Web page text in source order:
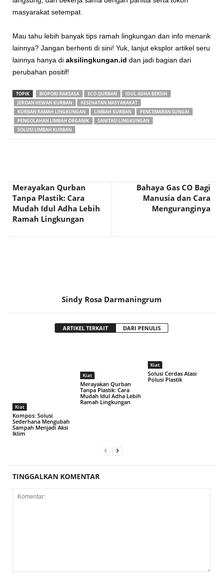
masyarakat setempat.
Mau tahu lebih banyak tips ramah lingkungan dan info menarik
lainnya? Jangan berhenti di sini! Yuk, lanjut eksplor artikel seru
lainnya hanya di aksilingkungan.id dan jadi bagian dari
perubahan positif!
TOPIK BIOPORI RAKSASA ECO QURBAN
IDUL ADHA BERSIH
JEROAN HEWAN KURBAN
KESEHATAN MASYARAKAT
KURBAN RAMAH LINGKUNGAN
LIMBAH KURBAN
PENCEMARAN SUNGAI
PENGOLAHAN LIMBAH ORGANIK
SANITASI LINGKUNGAN
SOLUSI LIMBAH KURBAN
Merayakan Qurban
Tanpa Plastik: Cara
Mudah Idul Adha Lebih
Ramah Lingkungan
Bahaya Gas CO Bagi
Manusia dan Cara
Menguranginya
Sindy Rosa Darmaningrum
ARTIKEL TERKAIT DARI PENULIS
Kiat
Kompos: Solusi
Sederhana Mengubah
Sampah Menjadi Aksi
Iklim
Kiat
Merayakan Qurban
Tanpa Plastik: Cara
Mudah Idul Adha Lebih
Ramah Lingkungan
Kiat
Solusi Cerdas Atasi
Polusi Plastik
TINGGALKAN KOMENTAR